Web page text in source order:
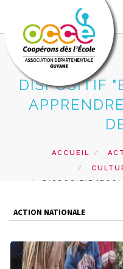
L'OCCE
GERER SA
PRETS ET SERVICES
CONTACT
DISPOSITIF
ACCUEIL
DISPOSITIF
ACTION NATIONALE